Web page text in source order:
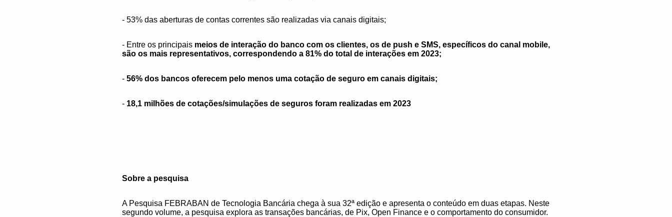
- 53% das aberturas de contas correntes são realizadas via canais digitais;
- Entre os principais meios de interação do banco com os clientes, os de push e SMS, específicos do canal mobile,
são os mais representativos, correspondendo a 81% do total de interações em 2023;
- 56% dos bancos oferecem pelo menos uma cotação de seguro em canais digitais;
- 18,1 milhões de cotações/simulações de seguros foram realizadas em 2023
Sobre a pesquisa
A Pesquisa FEBRABAN de Tecnologia Bancária chega à sua 32ª edição e apresenta o conteúdo em duas etapas. Neste
segundo volume, a pesquisa explora as transações bancárias, de Pix, Open Finance e o comportamento do consumidor.